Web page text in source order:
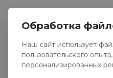
Обработка
Наш сайт использует
пользовательского
персонализированных